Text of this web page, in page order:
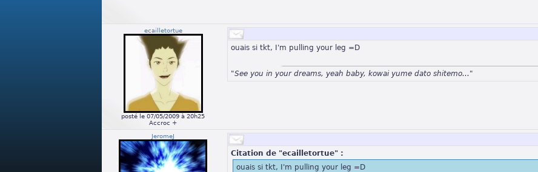
ecailletortue
posté le 07/05/2009 à 20h25
Accroc +
ouais si tkt, I'm pulling your leg =D
"See you in your dreams, yeah baby, kowai yume dato shitemo..."
JeromeJ
Citation de "ecailletortue" :
ouais si tkt, I'm pulling your leg =D